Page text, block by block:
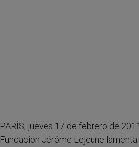
PARÍS, jueves 17 de febrero de
Fundación Jérôme Lejeune